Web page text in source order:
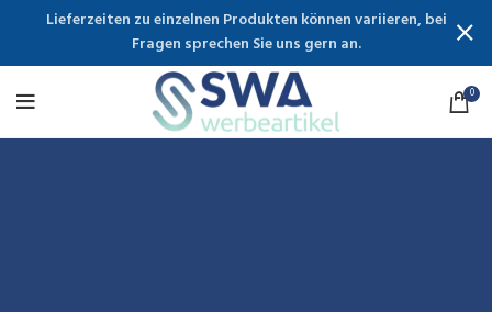
0
Lieferzeiten zu einzelnen Produkten können variieren, bei
Fragen sprechen Sie uns gern an.